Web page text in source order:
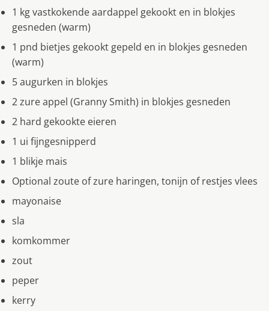
1 kg vastkokende aardappel gekookt en in blokjes
gesneden (warm)
1 pnd bietjes gekookt gepeld en in blokjes gesneden
(warm)
5 augurken in blokjes
2 zure appel (Granny Smith) in blokjes gesneden
2 hard gekookte eieren
1 ui fijngesnipperd
1 blikje mais
Optional zoute of zure haringen, tonijn of restjes vlees
mayonaise
sla
komkommer
zout
peper
kerry